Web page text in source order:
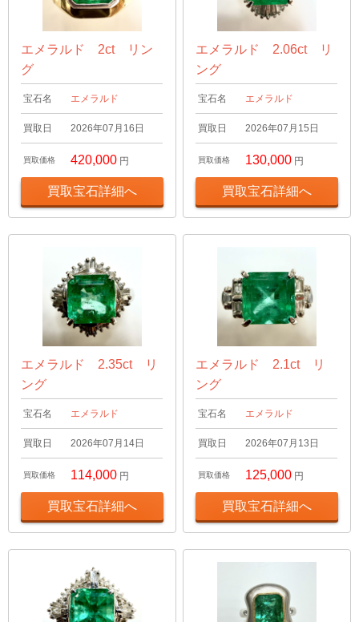
エメラルド 2ct リン
グ
宝石名 エメラルド
買取日 2026年07月16日
買取価格 420,000 円
買取宝石詳細へ
エメラルド 2.06ct リ
ング
宝石名 エメラルド
買取日 2026年07月15日
買取価格 130,000 円
買取宝石詳細へ
エメラルド 2.35ct リ
ング
宝石名 エメラルド
買取日 2026年07月14日
買取価格 114,000 円
買取宝石詳細へ
エメラルド 2.1ct リ
ング
宝石名 エメラルド
買取日 2026年07月13日
買取価格 125,000 円
買取宝石詳細へ